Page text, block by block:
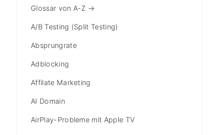
Glossar von A-Z →
A/B Testing (Split Testing)
Absprungrate
Adblocking
Affilate Marketing
AI Domain
AirPlay-Probleme mit Apple TV